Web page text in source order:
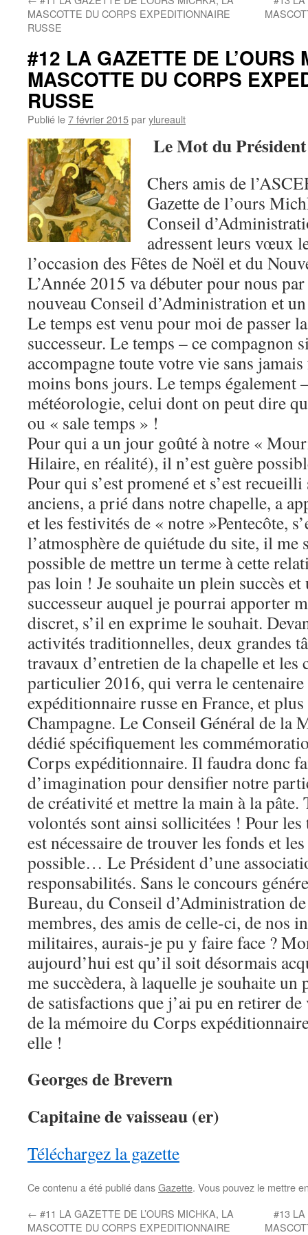
MASCOTTE DU CORPS EXPEDITIONNAIRE
RUSSE
#12 LA GAZETTE DE L’OURS
MASCOTTE DU CORPS
RUSSE
Publié le7 février 2015parylureault
Le Mot du Président
Chers amis de
Gazette de l’ours
Conseil
adressent leurs vœux
l’occasion des Fêtes de Noël et du
L’Année 2015 va débuter pour nous
nouveau Conseil d’Administration et
Le temps est venu pour moi de passer
successeur. Le temps – ce compagnon
accompagne toute votre vie sans
moins bons jours. Le temps également
météorologie, celui dont on peut dire
ou « sale temps » !
Pour qui a un jour goûté à notre «
Hilaire, en réalité), il n’est guère
Pour qui s’est promené et s’est
anciens, a prié dans notre chapelle, a
et les festivités de « notre »Pentecôte,
l’atmosphère de quiétude du site, il me
possible de mettre un terme à cette
pas loin ! Je souhaite un plein succès et
successeur auquel je pourrai apporter
discret, s’il en exprime le souhait.
activités traditionnelles, deux grandes
travaux d’entretien de la chapelle et
particulier 2016, qui verra le
expéditionnaire russe en France, et
Champagne. Le Conseil Général de la
dédié spécifiquement les
Corps expéditionnaire. Il faudra donc
d’imagination pour densifier notre
de créativité et mettre la main à la pâte.
volontés sont ainsi sollicitées ! Pour
est nécessaire de trouver les fonds et
possible… Le Président d’une
responsabilités. Sans le concours
Bureau, du Conseil d’Administration
membres, des amis de celle-ci, de nos
militaires, aurais-je pu y faire face ?
aujourd’hui est qu’il soit désormais
me succèdera, à laquelle je souhaite un
de satisfactions que j’ai pu en retirer
de la mémoire du Corps
elle !
Georges de Brevern
Capitaine de vaisseau (er)
Téléchargez la gazette
Ce contenu a été publié dansGazette. Vous pouvez le mettre
← #11 LA GAZETTE DE L’OURS MICHKA, LA
MASCOTTE DU CORPS EXPEDITIONNAIRE
#13 LA